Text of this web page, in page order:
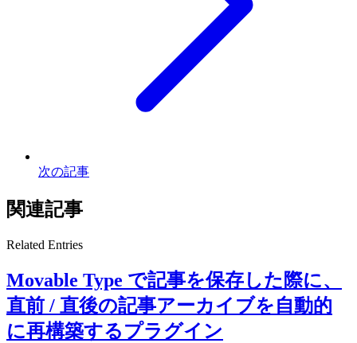
次の記事
関連記事
Related Entries
Movable Type で記事を保存した際に、
直前 / 直後の記事アーカイブを自動的
に再構築するプラグイン